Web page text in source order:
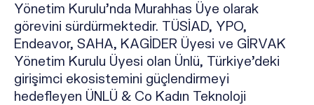
Yönetim Kurulu’nda Murahhas Üye olarak
görevini sürdürmektedir. TÜSİAD, YPO,
Endeavor, SAHA, KAGİDER Üyesi ve GİRVAK
Yönetim Kurulu Üyesi olan Ünlü, Türkiye’deki
girişimci ekosistemini güçlendirmeyi
hedefleyen ÜNLÜ & Co Kadın Teknoloji